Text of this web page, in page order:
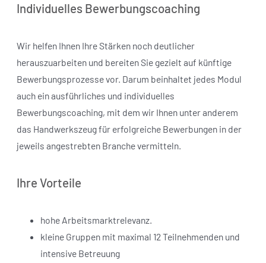
Individuelles Bewerbungscoaching
Wir helfen Ihnen Ihre Stärken noch deutlicher
herauszuarbeiten und bereiten Sie gezielt auf künftige
Bewerbungsprozesse vor. Darum beinhaltet jedes Modul
auch ein ausführliches und individuelles
Bewerbungscoaching, mit dem wir Ihnen unter anderem
das Handwerkszeug für erfolgreiche Bewerbungen in der
jeweils angestrebten Branche vermitteln.
Ihre Vorteile
hohe Arbeitsmarktrelevanz.
kleine Gruppen mit maximal 12 Teilnehmenden und
intensive Betreuung